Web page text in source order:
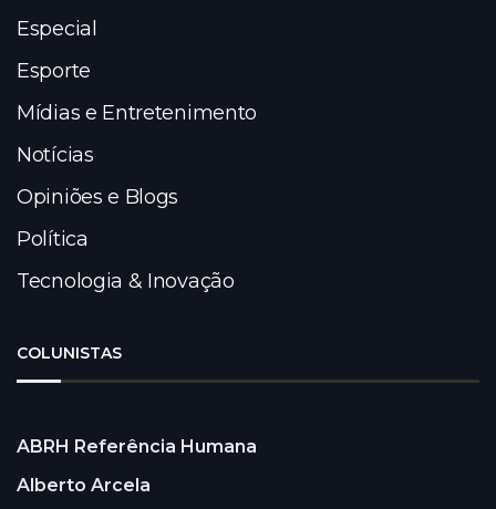
Especial
Esporte
Mídias e Entretenimento
Notícias
Opiniões e Blogs
Política
Tecnologia & Inovação
COLUNISTAS
ABRH Referência Humana
Alberto Arcela